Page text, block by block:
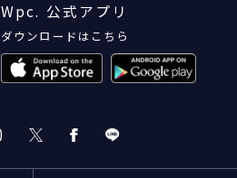
Wpc. 公式アプリ
ダウンロードはこちら